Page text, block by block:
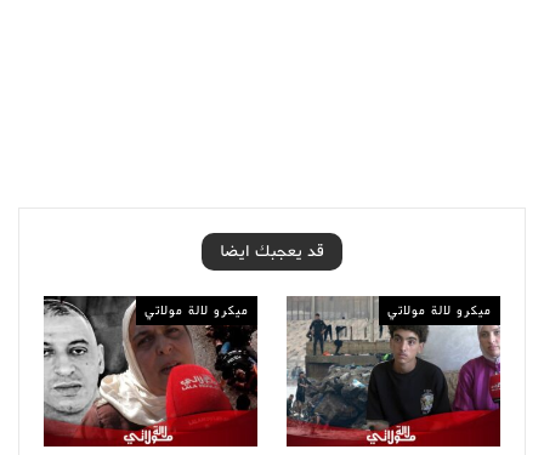
قد يعجبك ايضا
ميكرو لالة مولاتي ميكرو لالة مولاتي